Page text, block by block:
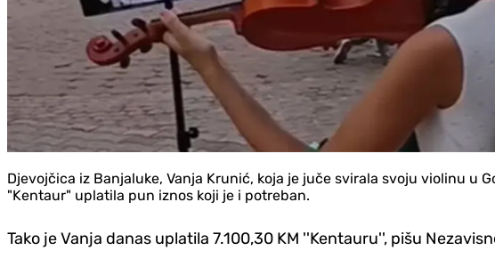
Djevojčica iz Banjaluke, Vanja Krunić, koja je juče svirala svoju violinu u
"Kentaur" uplatila pun iznos koji je i potreban.
Tako je Vanja danas uplatila 7.100,30 KM ''Kentauru'', pišu